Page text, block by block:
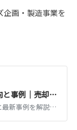
画・製造事業を
製造業のM&A動向と事例｜売却相場・評価のポイント【2026年版】
製造業のM&A動向と最新事例を解説。人手不足・後継者不在を背景とした再編、技術・設備が評価される売却相場の考え方、高値売却のポイントを紹介します。